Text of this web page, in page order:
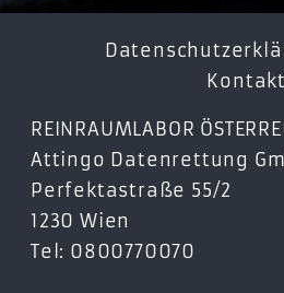
Kontakt
REINRAUMLABOR
Attingo Datenrettung
Perfektastraße 55/2
1230 Wien
Tel: 0800770070